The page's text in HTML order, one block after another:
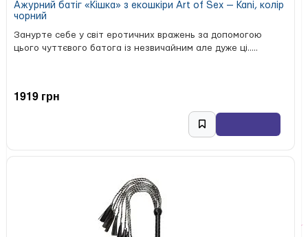
Ажурний батіг «Кішка» з екошкіри Art of Sex — Kani, колір
чорний
Занурте себе у світ еротичних вражень за допомогою
цього чуттєвого батога із незвичайним але дуже ці.....
1919 грн